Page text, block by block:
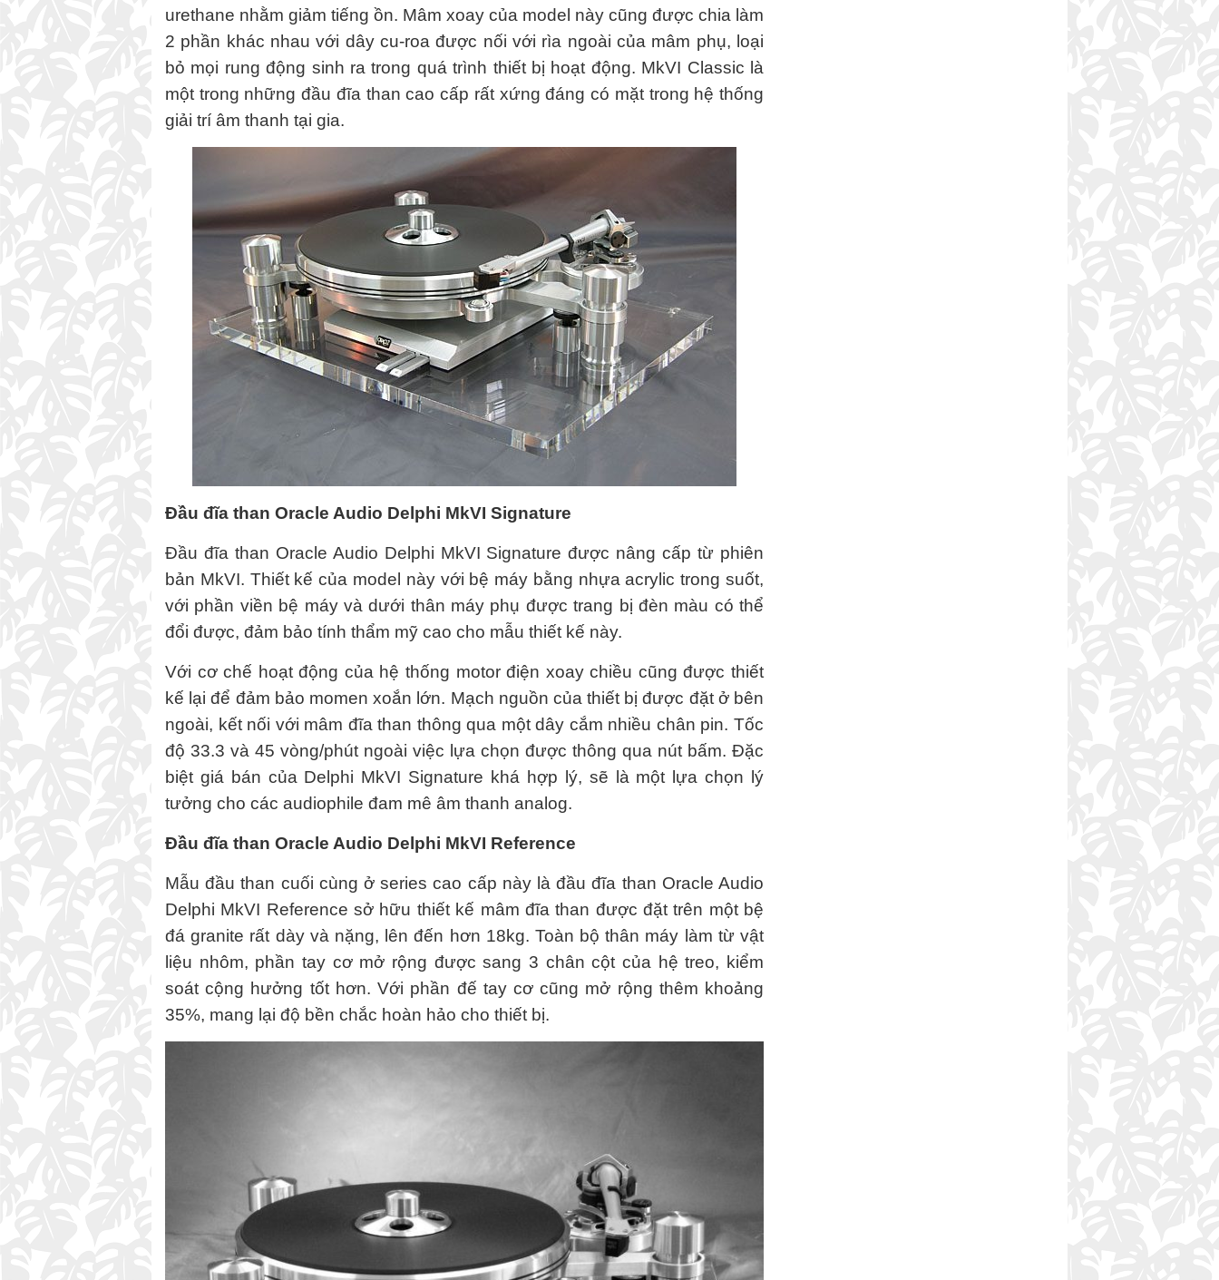
urethane nhằm giảm tiếng ồn. Mâm xoay của model này cũng được chia làm
2 phần khác nhau với dây cu-roa được nối với rìa ngoài của mâm phụ, loại
bỏ mọi rung động sinh ra trong quá trình thiết bị hoạt động. MkVI Classic là
một trong những đầu đĩa than cao cấp rất xứng đáng có mặt trong hệ thống
giải trí âm thanh tại gia.
Đầu đĩa than Oracle Audio Delphi MkVI Signature
Đầu đĩa than Oracle Audio Delphi MkVI Signature được nâng cấp từ phiên
bản MkVI. Thiết kế của model này với bệ máy bằng nhựa acrylic trong suốt,
với phần viền bệ máy và dưới thân máy phụ được trang bị đèn màu có thể
đổi được, đảm bảo tính thẩm mỹ cao cho mẫu thiết kế này.
Với cơ chế hoạt động của hệ thống motor điện xoay chiều cũng được thiết
kế lại để đảm bảo momen xoắn lớn. Mạch nguồn của thiết bị được đặt ở bên
ngoài, kết nối với mâm đĩa than thông qua một dây cắm nhiều chân pin. Tốc
độ 33.3 và 45 vòng/phút ngoài việc lựa chọn được thông qua nút bấm. Đặc
biệt giá bán của Delphi MkVI Signature khá hợp lý, sẽ là một lựa chọn lý
tưởng cho các audiophile đam mê âm thanh analog.
Đầu đĩa than Oracle Audio Delphi MkVI Reference
Mẫu đầu than cuối cùng ở series cao cấp này là đầu đĩa than Oracle Audio
Delphi MkVI Reference sở hữu thiết kế mâm đĩa than được đặt trên một bệ
đá granite rất dày và nặng, lên đến hơn 18kg. Toàn bộ thân máy làm từ vật
liệu nhôm, phần tay cơ mở rộng được sang 3 chân cột của hệ treo, kiểm
soát cộng hưởng tốt hơn. Với phần đế tay cơ cũng mở rộng thêm khoảng
35%, mang lại độ bền chắc hoàn hảo cho thiết bị.